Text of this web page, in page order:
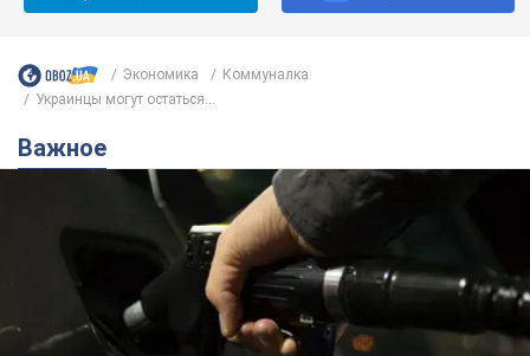
Экономика
Коммуналка
Украинцы могут остаться...
Важное